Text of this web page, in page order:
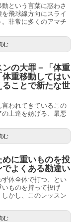
という言葉に惑わさ
飛球線方向にスライ
非常に多くのアマチ
む
の大罪－「体重
重移動してはい
ことで新たな世
われてきているこの
上達を妨げる、最悪
む
めに重いものを投
よくある勘違い
体全体で打つ、とい
ものを持って投げ
かし、このレッスン
む